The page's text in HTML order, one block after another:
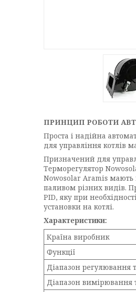
ПРИНЦИП РОБОТИ
Проста і надійна
для управління котлів
Призначений для
Терморегулятор
Nowosolar Aramis мають
паливом різних видів.
PID, яку при
установки на котлі.
Характеристики:
Країна виробник
Функції
Діапазон регулювання
Діапазон вимірювання